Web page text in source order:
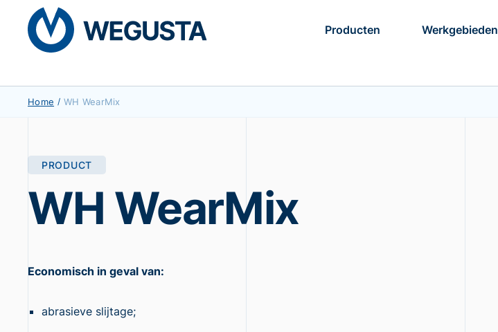
Producten Werkgebieden
Home / WH WearMix
PRODUCT
WH WearMix
Economisch in geval van:
abrasieve slijtage;